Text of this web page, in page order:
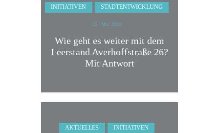
INITIATIVEN
STADTENTWICKLUNG
25. Mai 2020
Wie geht es weiter mit dem
Leerstand Averhoffstraße 26?
Mit Antwort
AKTUELLES INITIATIVEN